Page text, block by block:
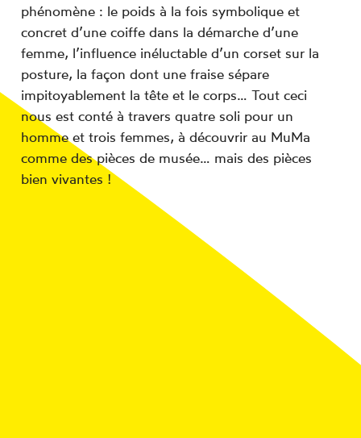
phénomène : le poids à la fois symbolique et
concret d’une coiffe dans la démarche d’une
femme, l’influence inéluctable d’un corset sur la
posture, la façon dont une fraise sépare
impitoyablement la tête et le corps… Tout ceci
nous est conté à travers quatre soli pour un
homme et trois femmes, à découvrir au MuMa
comme des pièces de musée… mais des pièces
bien vivantes !